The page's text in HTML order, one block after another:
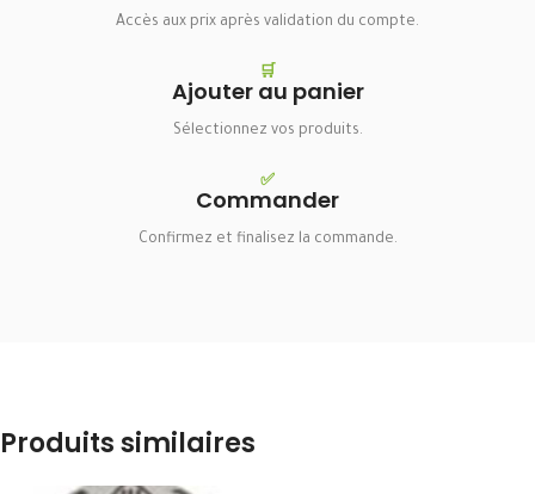
Accès aux prix après validation du compte.
🛒
Ajouter au panier
Sélectionnez vos produits.
✅
Commander
Confirmez et finalisez la commande.
Produits similaires